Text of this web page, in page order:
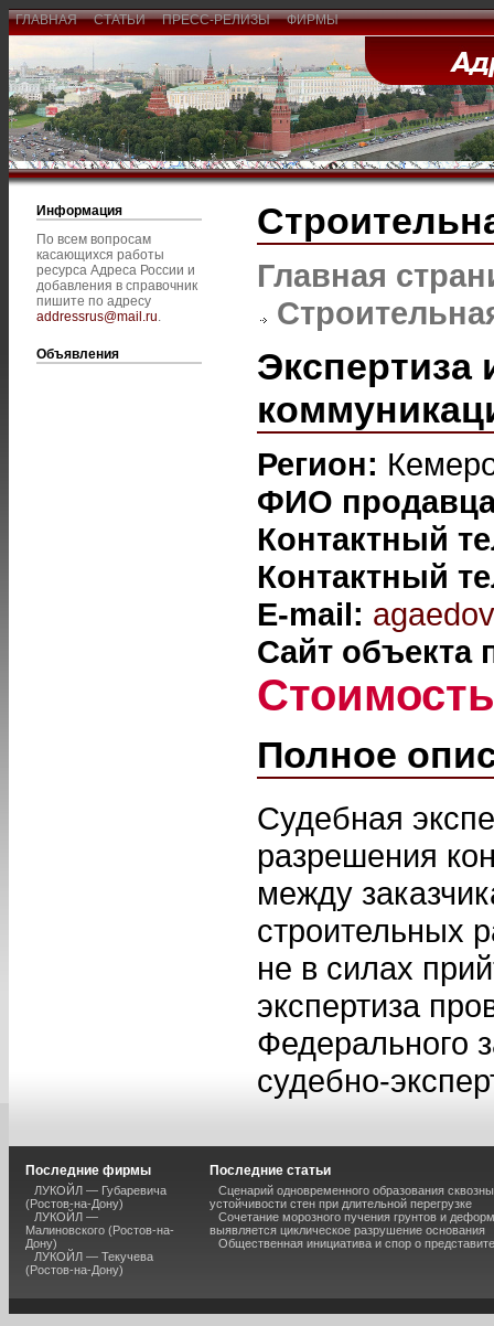
ГЛАВНАЯ СТАТЬИ ПРЕСС-РЕЛИЗЫ ФИРМЫ
Информация
По всем вопросам
касающихся работы
ресурса Адреса России и
добавления в справочник
пишите по адресу
addressrus@mail.ru.
Объявления
Главная
Регион:
ФИО
Контактный
Контактный
E-mail:
Сайт объекта
Полное
Судебная
разрешения
между
строительных
не в силах
экспертиза
Федерального
судебно-
Последние фирмы
ЛУКОЙЛ — Губаревича
(Ростов-на-Дону)
ЛУКОЙЛ —
Малиновского (Ростов-на-
Дону)
ЛУКОЙЛ — Текучева
(Ростов-на-Дону)
Последние статьи
Сценарий одновременного образования
устойчивости стен при длительной перегрузке
Сочетание морозного пучения грунтов и
выявляется циклическое разрушение основания
Общественная инициатива и спор о